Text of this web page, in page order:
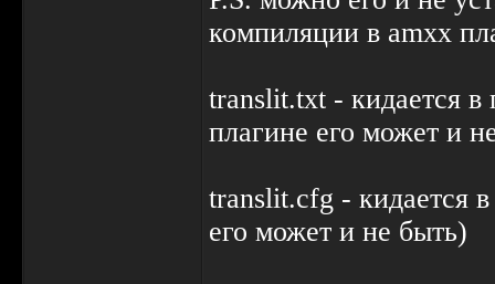
компиляции в amxx
translit.txt - кидается
плагине его может и
translit.cfg - кидается
его может и не быть)